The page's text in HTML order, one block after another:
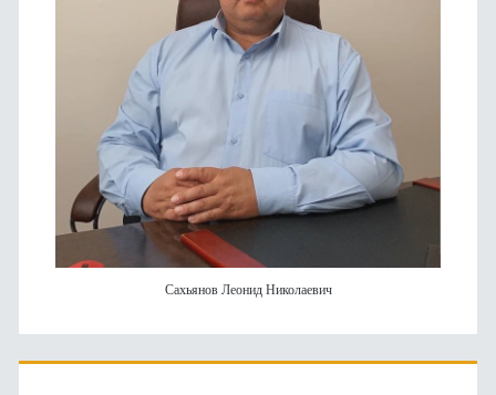
Сахьянов Леонид Николаевич